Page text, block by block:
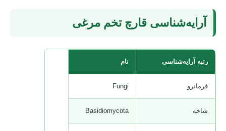
آرایه‌شناسی قارچ تخم مرغی
رتبه آرایه‌شناسی نام
فرمانرو Fungi
شاخه Basidiomycota